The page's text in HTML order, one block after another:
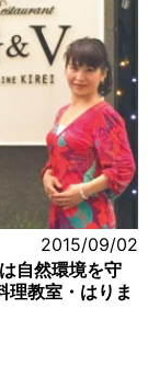
2015/09/02
自然環境を守
理教室・はりま